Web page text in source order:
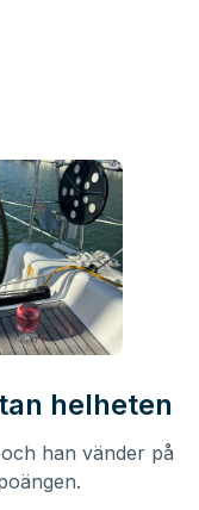
helheten
han vänder på